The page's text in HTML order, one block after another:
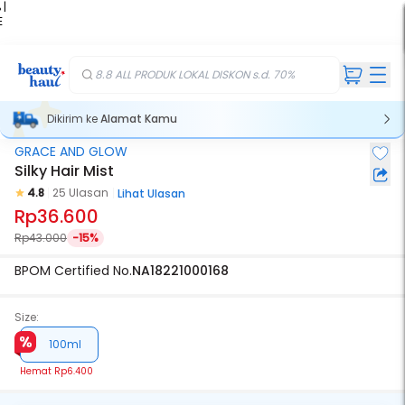
|
8.8 ALL PRODUK LOKAL DISKON s.d. 70%
Dikirim keAlamat Kamu
GRACE AND GLOW
Silky Hair Mist
4.8 25 Ulasan Lihat Ulasan
Rp36.600
Rp43.000 -15%
BPOM Certified No.NA18221000168
Size:
100ml
Hemat Rp6.400